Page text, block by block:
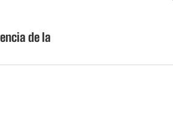
geolocation-header-icon-text
account
de la